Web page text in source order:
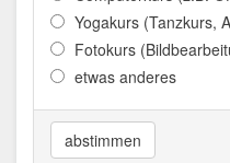
Yogakurs (Tanzkurs,
Fotokurs
etwas anderes
abstimmen